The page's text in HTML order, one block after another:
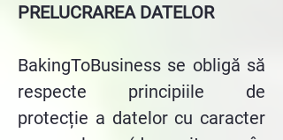
PRELUCRAREA DATELOR
BakingToBusiness se obligă să
respecte principiile de
protecție a datelor cu caracter